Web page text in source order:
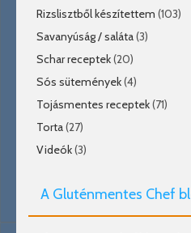
Rizslisztből készítettem (103)
Savanyúság / saláta(3)
Schar receptek(20)
Sós sütemények(4)
Tojásmentes receptek(71)
Torta(27)
Videók(3)
A Gluténmentes Chef